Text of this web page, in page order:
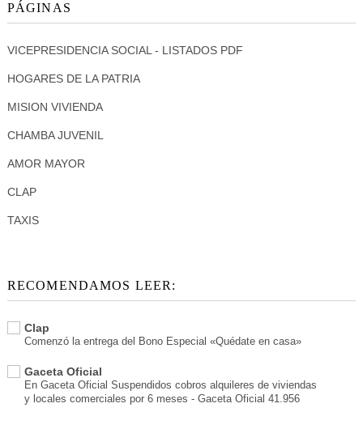
PÁGINAS
VICEPRESIDENCIA SOCIAL - LISTADOS PDF
HOGARES DE LA PATRIA
MISION VIVIENDA
CHAMBA JUVENIL
AMOR MAYOR
CLAP
TAXIS
RECOMENDAMOS LEER:
Clap
Comenzó la entrega del Bono Especial «Quédate en casa»
Gaceta Oficial
En Gaceta Oficial Suspendidos cobros alquileres de viviendas
y locales comerciales por 6 meses - Gaceta Oficial 41.956